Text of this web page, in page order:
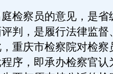
察员的意见，是省
判，是履行法律监督
重庆市检察院对检察
序，即承办检察官认